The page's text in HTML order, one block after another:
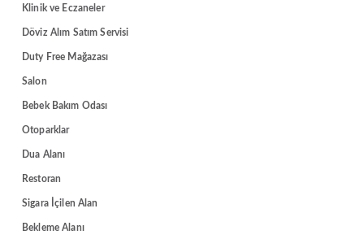
Klinik ve Eczaneler
Döviz Alım Satım Servisi
Duty Free Mağazası
Salon
Bebek Bakım Odası
Otoparklar
Dua Alanı
Restoran
Sigara İçilen Alan
Bekleme Alanı